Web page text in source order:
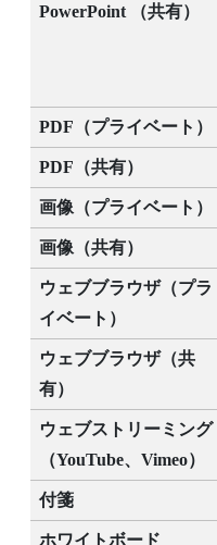
PowerPoint（共有）
PDF（プライベート）
PDF（共有）
画像（プライベート）
画像（共有）
ウェブブラウザ（プラ
イベート）
ウェブブラウザ（共
有）
ウェブストリーミング
（YouTube、 Vimeo）
付箋
ホワイトボード